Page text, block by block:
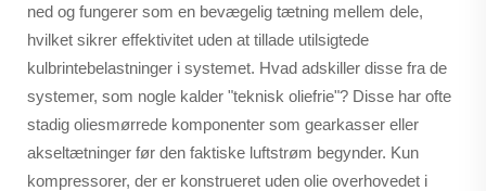
ned og fungerer som en bevægelig tætning mellem dele,
hvilket sikrer effektivitet uden at tillade utilsigtede
kulbrintebelastninger i systemet. Hvad adskiller disse fra de
systemer, som nogle kalder "teknisk oliefrie"? Disse har ofte
stadig oliesmørrede komponenter som gearkasser eller
akseltætninger før den faktiske luftstrøm begynder. Kun
kompressorer, der er konstrueret uden olie overhovedet i